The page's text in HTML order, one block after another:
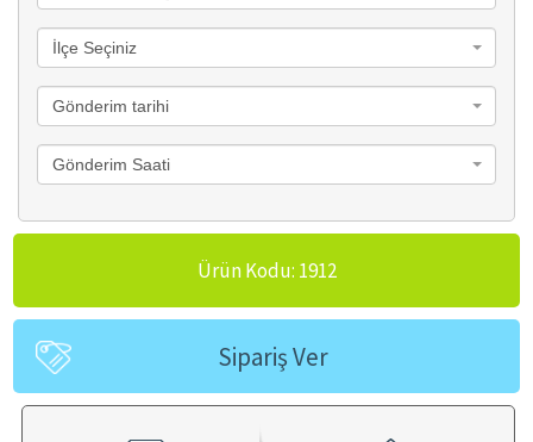
İlçe Seçiniz
Gönderim tarihi
Gönderim Saati
Ürün Kodu: 1912
Sipariş Ver